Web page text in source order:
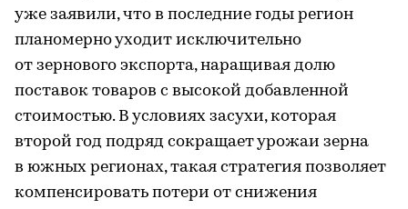
уже заявили, что в последние годы регион
планомерно уходит исключительно
от зернового экспорта, наращивая долю
поставок товаров с высокой добавленной
стоимостью. В условиях засухи, которая
второй год подряд сокращает урожаи зерна
в южных регионах, такая стратегия позволяет
компенсировать потери от снижения